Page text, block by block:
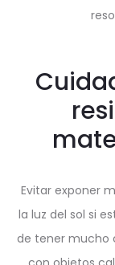
Evitar exponer
la luz del sol si
de tener mucho